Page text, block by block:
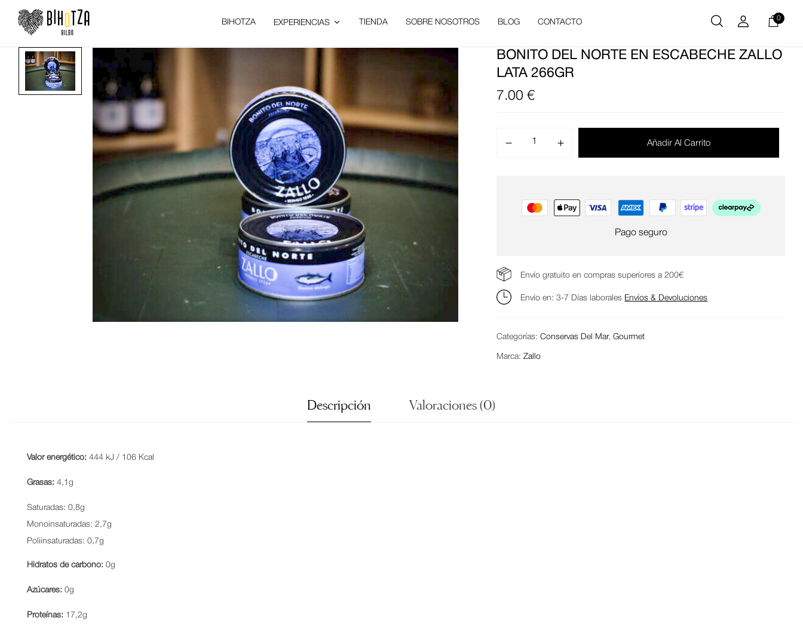
BIHOTZA EXPERIENCIAS TIENDA SOBRE NOSOTROS BLOG CONTACTO
0
BONITO DEL NORTE EN ESCABECHE ZALLO
LATA 266GR
7.00€
Añadir Al Carrito
Pago seguro
Envío gratuito en compras superiores a 200€
Envío en: 3-7 Días laborales Envíos & Devoluciones
Categorías:Conservas Del Mar,Gourmet
Marca:Zallo
Descripción Valoraciones (0)
Valor energético: 444 kJ / 106 Kcal
Grasas: 4,1g
Saturadas: 0,8g
Monoinsaturadas: 2,7g
Poliinsaturadas: 0,7g
Hidratos de carbono: 0g
Azúcares: 0g
Proteínas: 17,2g